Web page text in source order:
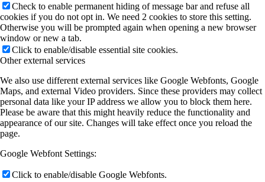
Check to enable permanent hiding of message bar and refuse all
cookies if you do not opt in. We need 2 cookies to store this setting.
Otherwise you will be prompted again when opening a new browser
window or new a tab.
Click to enable/disable essential site cookies.
Other external services
We also use different external services like Google Webfonts, Google
Maps, and external Video providers. Since these providers may collect
personal data like your IP address we allow you to block them here.
Please be aware that this might heavily reduce the functionality and
appearance of our site. Changes will take effect once you reload the
page.
Google Webfont Settings:
Click to enable/disable Google Webfonts.